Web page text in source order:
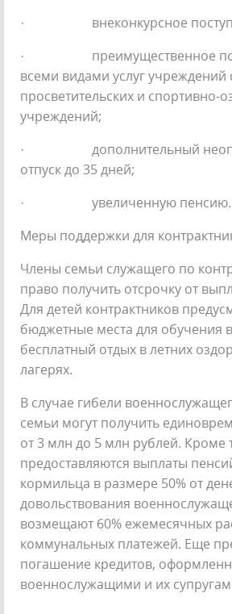
· внеконкурсное
· преимущественное
всеми видами услуг учреждений
просветительских и спортивно-
учреждений;
· дополнительный
отпуск до 35 дней;
· увеличенную пенсию.
Меры поддержки для
Члены семьи служащего по
право получить отсрочку от
Для детей контрактников
бюджетные места для обучения
бесплатный отдых в летних
лагерях.
В случае гибели
семьи могут получить
от 3 млн до 5 млн рублей. Кроме
предоставляются выплаты
кормильца в размере 50% от
довольствования
возмещают 60% ежемесячных
коммунальных платежей. Еще
погашение кредитов,
военнослужащими и их